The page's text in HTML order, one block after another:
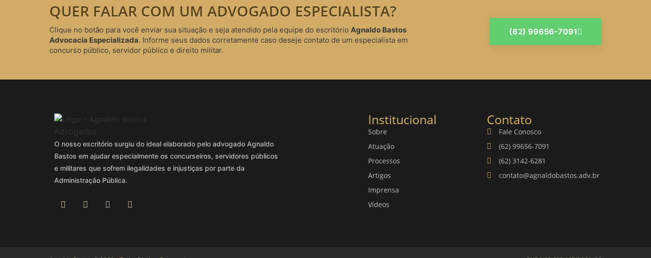
QUER FALAR COM UM ADVOGADO ESPECIALISTA?
Clique no botão para você enviar sua situação e seja atendido pela equipe do escritório Agnaldo Bastos
Advocacia Especializada. Informe seus dados corretamente caso deseje contato de um especialista em
concurso público, servidor público e direito militar.
(62) 99656-7091
O nosso escritório surgiu do ideal elaborado pelo advogado Agnaldo
Bastos em ajudar especialmente os concurseiros, servidores públicos
e militares que sofrem ilegalidades e injustiças por parte da
Administração Pública.
Institucional
Sobre
Atuação
Processos
Artigos
Imprensa
Vídeos
Contato
Fale Conosco
(62) 99656-7091
(62) 3142-6281
contato@agnaldobastos.adv.br